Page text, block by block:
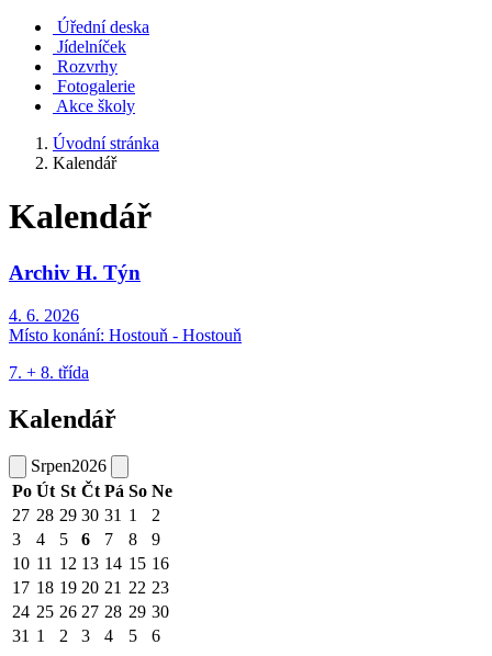
Úřední deska
Jídelníček
Rozvrhy
Fotogalerie
Akce školy
Úvodní stránka
Kalendář
Kalendář
Archiv H. Týn
4. 6. 2026
Místo konání: Hostouň - Hostouň
7. + 8. třída
Kalendář
Srpen2026
Po Út St Čt Pá So Ne
27 28 29 30 31 1
2
3
4 5 6 7 8
9
10 11 12 13 14 15 16
17 18 19 20 21 22 23
24 25 26 27 28 29 30
31 1 2 3 4 5 6